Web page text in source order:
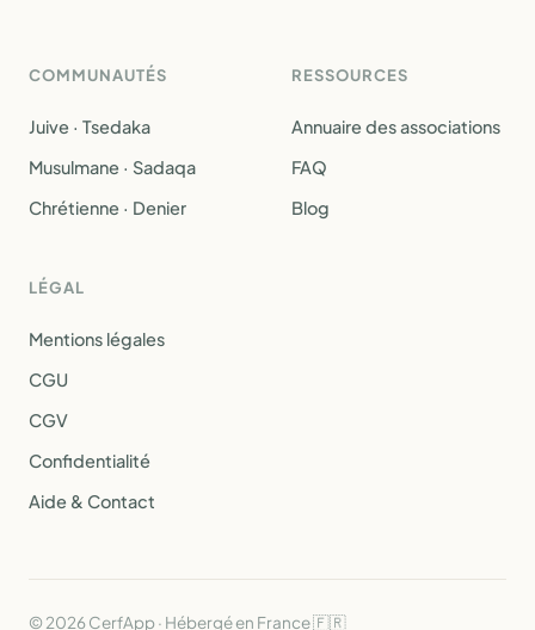
COMMUNAUTÉS
Juive · Tsedaka
Musulmane · Sadaqa
Chrétienne · Denier
RESSOURCES
Annuaire des associations
FAQ
Blog
LÉGAL
Mentions légales
CGU
CGV
Confidentialité
Aide & Contact
© 2026 CerfApp · Hébergé en France 🇫🇷